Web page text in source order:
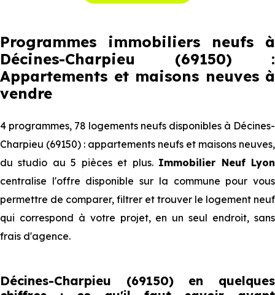
Programmes immobiliers neufs à
Décines-Charpieu (69150) :
Appartements et maisons neuves à
vendre
4 programmes, 78 logements neufs disponibles à Décines-
Charpieu (69150) : appartements neufs et maisons neuves,
du studio au 5 pièces et plus. Immobilier Neuf Lyon
centralise l'offre disponible sur la commune pour vous
permettre de comparer, filtrer et trouver le logement neuf
qui correspond à votre projet, en un seul endroit, sans
frais d'agence.
Décines-Charpieu (69150) en quelques